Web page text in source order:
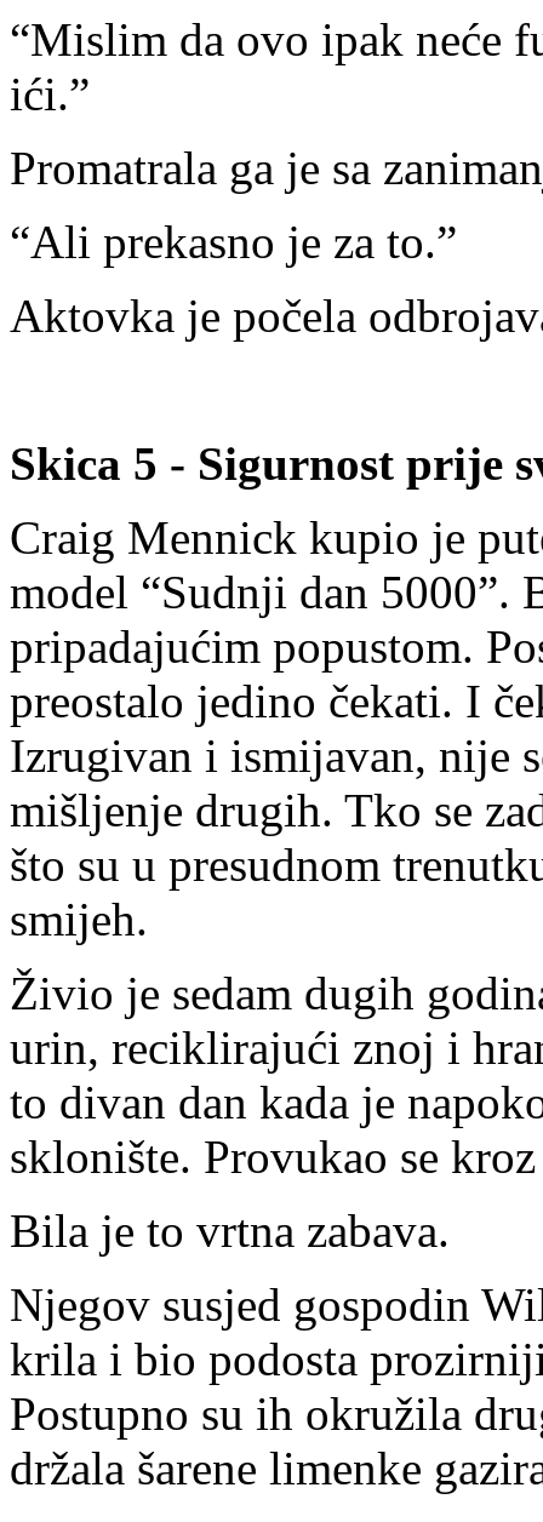
“Mislim da ovo ipak neće
ići.”
Promatrala ga je sa
“Ali prekasno je za to.”
Aktovka je počela
Skica 5 - Sigurnost prije
Craig Mennick kupio je
model “Sudnji dan 5000”.
pripadajućim popustom.
preostalo jedino čekati. I
Izrugivan i ismijavan, nije
mišljenje drugih. Tko se
što su u presudnom
smijeh.
Živio je sedam dugih
urin, reciklirajući znoj i
to divan dan kada je
sklonište. Provukao se
Bila je to vrtna zabava.
Njegov susjed gospodin
krila i bio podosta
Postupno su ih okružila
držala šarene limenke